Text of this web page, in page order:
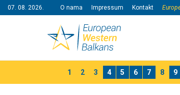
07. 08. 2026. O nama Impressum Kontakt
1 2 3 4 5 6 7 8 9